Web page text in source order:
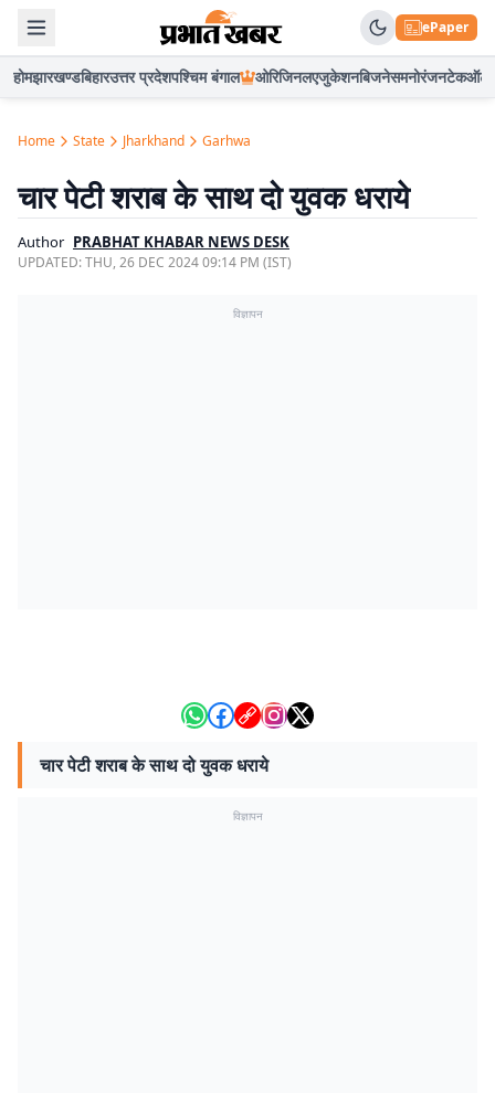
ePaper
होमझारखण्डबिहारउत्तर प्रदेशपश्चिम बंगाल ओरिजिनलएजुकेशनबिजनेसमनोरंजनटेकऑटो
Home State Jharkhand Garhwa
चार पेटी शराब के साथ दो युवक धराये
Author PRABHAT KHABAR NEWS DESK
UPDATED:THU, 26 DEC 2024 09:14 PM (IST)
विज्ञापन
चार पेटी शराब के साथ दो युवक धराये
विज्ञापन